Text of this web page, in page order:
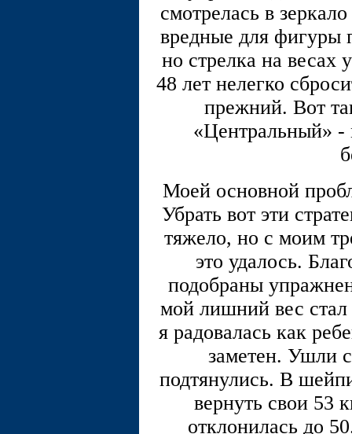
смотрелась в
вредные для фигуры
но стрелка на весах
48 лет нелегко
прежний. Вот
«Центральный» -
Моей основной
Убрать вот эти
тяжело, но с моим
это удалось.
подобраны
мой лишний вес
я радовалась как
заметен. Ушли
подтянулись. В
вернуть свои 53
отклонилась до